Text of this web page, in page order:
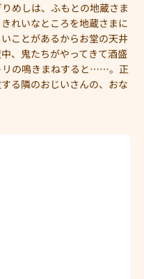
めしは、ふもとの地蔵さま
れいなところを地蔵さまに
ことがあるからお堂の天井
、鬼たちがやってきて酒盛
リの鳴きまねすると……。正
る隣のおじいさんの、おな